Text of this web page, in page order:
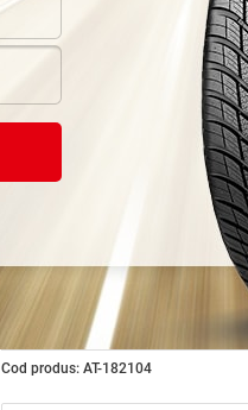
Vinet
Cod produs: AT-182104